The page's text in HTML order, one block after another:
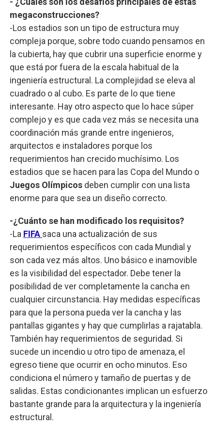
megaconstrucciones?
-Los estadios son un tipo de estructura muy
compleja porque, sobre todo cuando pensamos en
la cubierta, hay que cubrir una superficie enorme y
que está por fuera de la escala habitual de la
ingeniería estructural. La complejidad se eleva al
cuadrado o al cubo. Es parte de lo que tiene
interesante. Hay otro aspecto que lo hace súper
complejo y es que cada vez más se necesita una
coordinación más grande entre ingenieros,
arquitectos e instaladores porque los
requerimientos han crecido muchísimo. Los
estadios que se hacen para las Copa del Mundo o
Juegos Olímpicos deben cumplir con una lista
enorme para que sea un diseño correcto.
-¿Cuánto se han modificado los requisitos?
-La FIFA saca una actualización de sus
requerimientos específicos con cada Mundial y
son cada vez más altos. Uno básico e inamovible
es la visibilidad del espectador. Debe tener la
posibilidad de ver completamente la cancha en
cualquier circunstancia. Hay medidas específicas
para que la persona pueda ver la cancha y las
pantallas gigantes y hay que cumplirlas a rajatabla.
También hay requerimientos de seguridad. Si
sucede un incendio u otro tipo de amenaza, el
egreso tiene que ocurrir en ocho minutos. Eso
condiciona el número y tamaño de puertas y de
salidas. Estas condicionantes implican un esfuerzo
bastante grande para la arquitectura y la ingeniería
estructural.